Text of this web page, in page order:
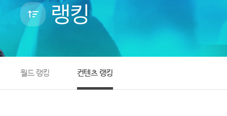
메이플 알림판
with maple
랭킹
월드 랭킹 컨텐츠 랭킹